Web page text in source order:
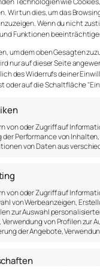
Wir tun dies, um das
Wenn du nicht
Funktionen
um dem oben Gesagten
nur auf dieser Seite
des Widerrufs deiner
oder auf die Schaltfläche
von oder Zugriff auf
der Performance von
von Daten aus
von oder Zugriff auf
von Werbeanzeigen,
zur Auswahl
Verwendung von Profilen zur
der Angebote,
Persönlichkeit